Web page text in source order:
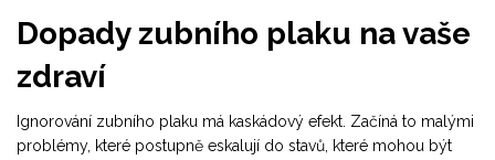
Dopady zubního plaku na vaše
zdraví
Ignorování zubního plaku má kaskádový efekt. Začíná to malými
problémy, které postupně eskalují do stavů, které mohou být